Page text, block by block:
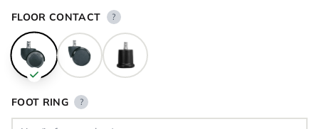
FLOOR CONTACT ?
FOOT RING ?